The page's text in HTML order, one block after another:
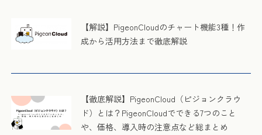
【解説】PigeonCloudのチャート機能3種！作
成から活用方法まで徹底解説
【徹底解説】PigeonCloud（ピジョンクラウ
ド）とは？PigeonCloudでできる7つのこと
や、価格、導入時の注意点など総まとめ